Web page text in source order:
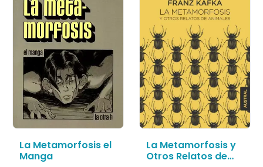
La Metamorfosis el
Manga
La Metamorfosis y
Otros Relatos de